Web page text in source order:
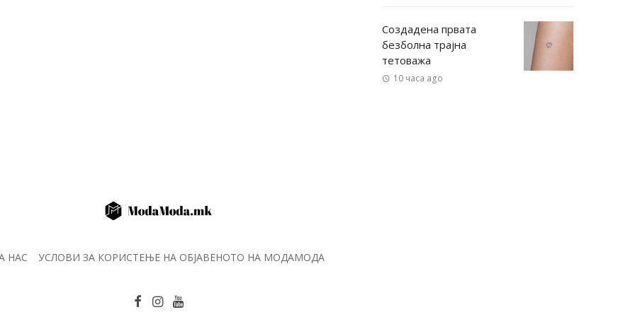
Создадена првата
безболна трајна
тетоважа
10 часа ago
НАС УСЛОВИ ЗА КОРИСТЕЊЕ НА ОБЈАВЕНОТО НА МОДАМОДА